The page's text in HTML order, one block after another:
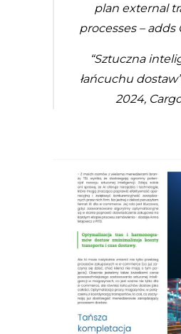
plan external
processes – adds
“Sztuczna
łańcuchu
2024,